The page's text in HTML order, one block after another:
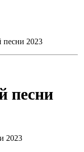
песни 2023
песни
2023